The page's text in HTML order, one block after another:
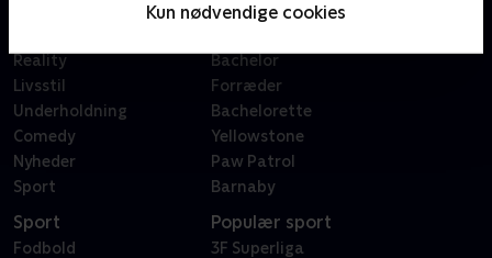
Kun nødvendige cookies
Reality
Livsstil
Underholdning
Comedy
Nyheder
Sport
Sygeplejeskolen
Bachelor
Forræder
Bachelorette
Yellowstone
Paw Patrol
Barnaby
Sport
Fodbold
Populær sport
3F Superliga